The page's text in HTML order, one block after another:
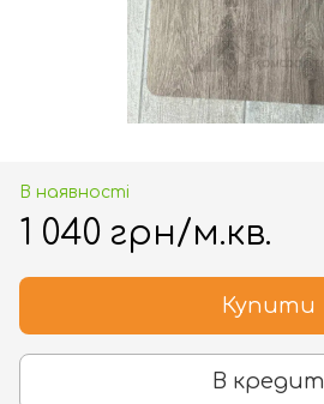
В наявності
1 040 грн/м.кв.
Купити
В кредит